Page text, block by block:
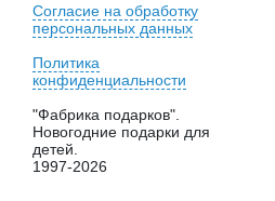
Согласие на обработку
персональных данных
Политика
конфиденциальности
"Фабрика подарков".
Новогодние подарки для
детей.
1997-2026